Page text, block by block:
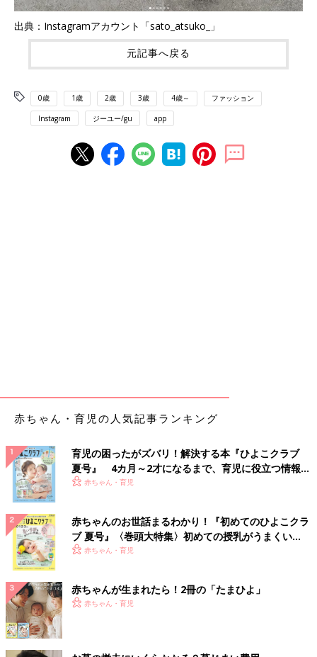
出典：Instagramアカウント「sato_atsuko_」
元記事へ戻る
0歳 1歳 2歳 3歳 4歳～ ファッション
Instagram ジーユー/gu app
赤ちゃん・育児の人気記事ランキング
育児の困ったがズバリ！解決する本『ひよこクラブ
夏号』 4カ月～2才になるまで、育児に役立つ情報が
いっぱい！
赤ちゃん・育児
赤ちゃんのお世話まるわかり！『初めてのひよこクラ
ブ 夏号』〈巻頭大特集〉初めての授乳がうまくい
く！ おっぱい・ミルクの基本と夏のトラブル 解決テ
赤ちゃん・育児
赤ちゃんが生まれたら！2冊の「たまひよ」
赤ちゃん・育児